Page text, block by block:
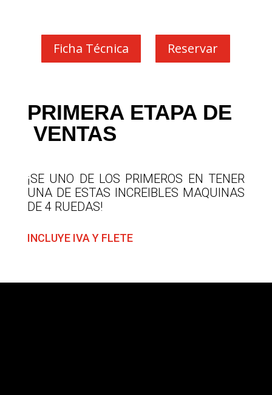
Ficha Técnica Reservar
PRIMERA ETAPA DE
VENTAS
¡SE UNO DE LOS PRIMEROS EN TENER
UNA DE ESTAS INCREIBLES MAQUINAS
DE 4 RUEDAS!
INCLUYE IVA Y FLETE